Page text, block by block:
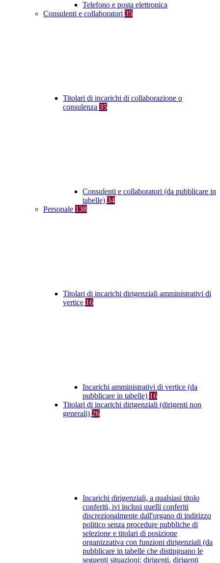
Telefono e posta elettronica
Consulenti e collaboratori 35
Titolari di incarichi di collaborazione o
consulenza 35
Consulenti e collaboratori (da pubblicare in
tabelle) 34
Personale 138
Titolari di incarichi dirigenziali amministrativi di
vertice 16
Incarichi amministrativi di vertice (da
pubblicare in tabelle) 16
Titolari di incarichi dirigenziali (dirigenti non
generali) 26
Incarichi dirigenziali, a qualsiasi titolo
conferiti, ivi inclusi quelli conferiti
discrezionalmente dall'organo di indirizzo
politico senza procedure pubbliche di
selezione e titolari di posizione
organizzativa con funzioni dirigenziali (da
pubblicare in tabelle che distinguano le
seguenti situazioni: dirigenti, dirigenti